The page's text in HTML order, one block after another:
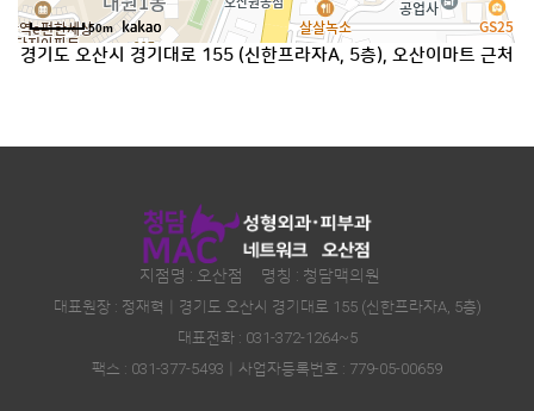
50m
경기도 오산시 경기대로 155 (신한프라자A, 5층), 오산이마트 근처
지점명 : 오산점 명칭 : 청담맥의원
대표원장 : 정재혁｜ 경기도 오산시 경기대로 155 (신한프라자A, 5층)
대표전화 : 031-372-1264~5
팩스 : 031-377-5493 ｜사업자등록번호 : 779-05-00659